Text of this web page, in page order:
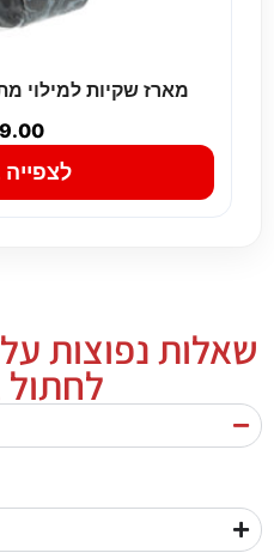
מארז שקיות למילוי מתקן
שאלות נפוצות
לחתול Fipnil